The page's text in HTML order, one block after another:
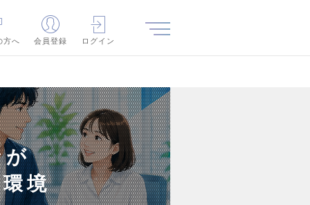
方へ
会員登録 ログイン
が
境